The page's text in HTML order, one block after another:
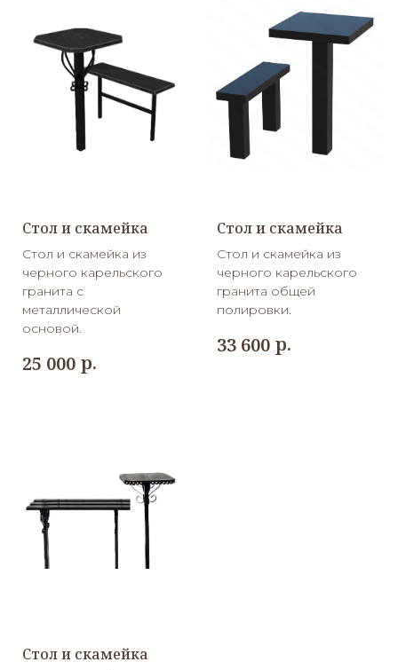
Стол и скамейка
Стол и скамейка из
черного карельского
гранита с
металлической
основой.
25 000 р.
Стол и скамейка
Стол и скамейка из
черного карельского
гранита общей
полировки.
33 600 р.
Стол и скамейка